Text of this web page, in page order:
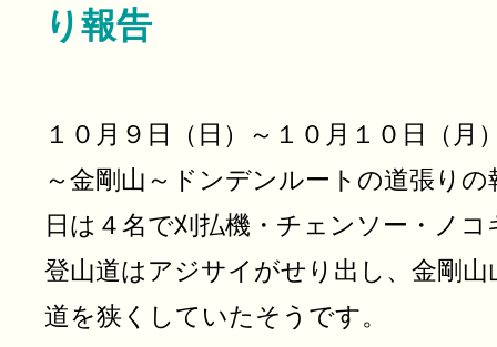
り報告
１０月９日（日）～１０月１０日（月
～金剛山～ドンデンルートの道張り
日は４名で刈払機・チェンソー・ノ
登山道はアジサイがせり出し、金剛
道を狭くしていたそうです。